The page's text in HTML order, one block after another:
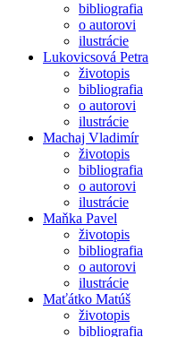
bibliografia
o autorovi
ilustrácie
Lukovicsová Petra
životopis
bibliografia
o autorovi
ilustrácie
Machaj Vladimír
životopis
bibliografia
o autorovi
ilustrácie
Maňka Pavel
životopis
bibliografia
o autorovi
ilustrácie
Maťátko Matúš
životopis
bibliografia